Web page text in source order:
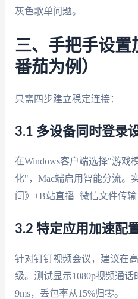
灰色歌单问题。
三、手把手设置
番茄为例）
只需四步建立稳定连接：
3.1 多设备同时登录
在Windows客户端选择"游戏
化"，Mac端启用智能分流。
间》+B站直播+微信文件传输
3.2 特定应用加速配
针对钉钉视频会议，建议在
级。测试显示1080p视频通话
9ms，丢包率从15%归零。